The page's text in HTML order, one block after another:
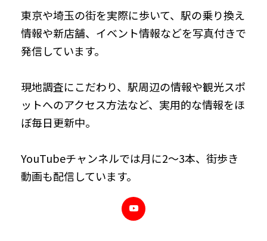
東京や埼玉の街を実際に歩いて、駅の乗り換え
情報や新店舗、イベント情報などを写真付きで
発信しています。
現地調査にこだわり、駅周辺の情報や観光スポ
ットへのアクセス方法など、実用的な情報をほ
ぼ毎日更新中。
YouTubeチャンネルでは月に2～3本、街歩き
動画も配信しています。